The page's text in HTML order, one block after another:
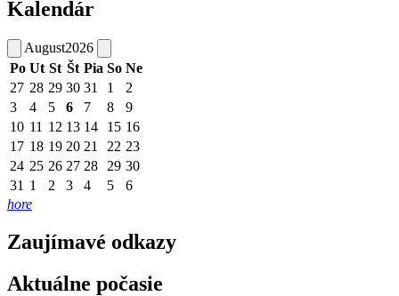
Kalendár
August2026
Po Ut St Št Pia So Ne
27 28 29 30 31 1
2
3
4 5 6 7 8
9
10 11 12 13 14 15 16
17 18 19 20 21 22 23
24 25 26 27 28 29 30
31 1 2 3 4 5
6
hore
Zaujímavé odkazy
Aktuálne počasie